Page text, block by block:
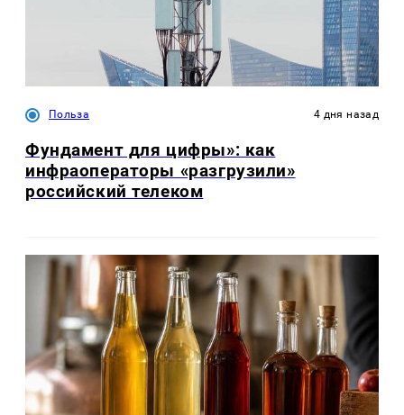
Польза 4 дня назад
Фундамент для цифры»: как
инфраоператоры «разгрузили»
российский телеком